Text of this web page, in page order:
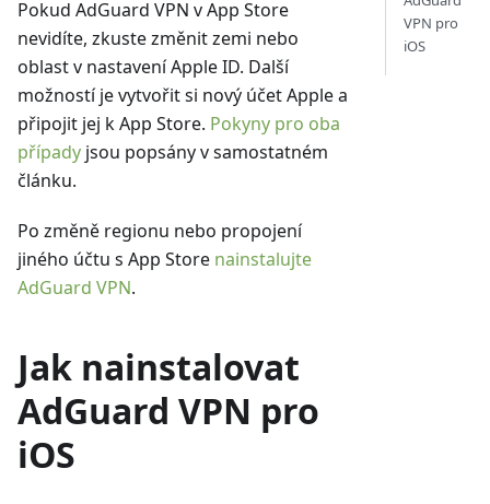
Pokud AdGuard VPN v App Store
nevidíte, zkuste změnit zemi nebo
oblast v nastavení Apple ID. Další
možností je vytvořit si nový účet Apple a
připojit jej k App Store. Pokyny pro oba
případy jsou popsány v samostatném
článku.
Po změně regionu nebo propojení
jiného účtu s App Store nainstalujte
AdGuard VPN.
Jak nainstalovat
AdGuard VPN pro
iOS
VPN pro
iOS